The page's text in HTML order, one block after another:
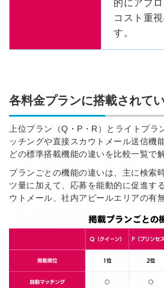
的にアプ
コスト重
す。
各料金プランに搭載されて
上位プラン（Q・P・R）とライトプラ
ッチングや直接スカウトメール送信機
どの標準搭載機能の違いを比較一覧で
プランごとの機能の違いは、主に検索
ツ量に加えて、応募を能動的に促進す
ウトメール、社内アピールエリアの有無